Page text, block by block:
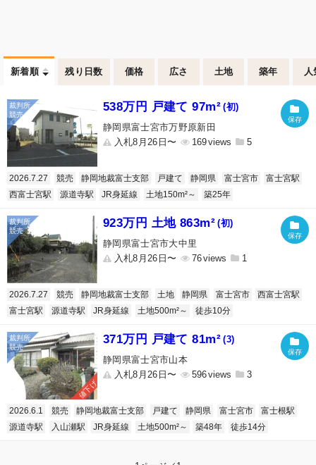
新着順 残り日数 価格 広さ 土地 築年 人
538万円 戸建て 97m² (初)
静岡県富士宮市万野原新田
入札8月26日〜
169 5
2026.7.27 競売 静岡地裁富士支部 戸建て 静岡県 富士宮市
富士宮駅
西富士宮駅
源道寺駅 JR身延線 土地150m²～ 築25年
923万円 土地 863m² (初)
静岡県富士宮市大中里
入札8月26日〜
76 1
2026.7.27 競売 静岡地裁富士支部 土地 静岡県 富士宮市
西富士宮駅
富士宮駅
源道寺駅 JR身延線 土地500m²～ 徒歩10分
値下げ
371万円 戸建て 81m² (3)
静岡県富士宮市山本
入札8月26日〜
596 3
2026.6.1 競売 静岡地裁富士支部 戸建て 静岡県 富士宮市
富士根駅
源道寺駅
入山瀬駅 JR身延線 土地500m²～ 築48年 徒歩14分